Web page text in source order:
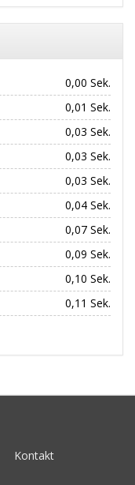
0,00 Sek.
0,01 Sek.
0,03 Sek.
0,03 Sek.
0,03 Sek.
0,04 Sek.
0,07 Sek.
0,09 Sek.
0,10 Sek.
0,11 Sek.
Kontakt